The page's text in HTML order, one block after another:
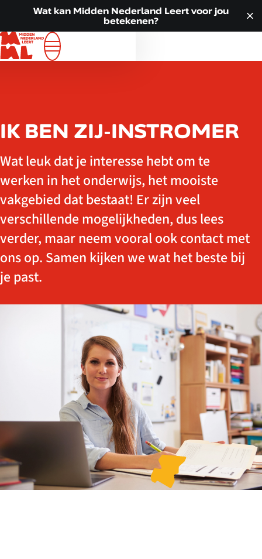
Wat kan Midden Nederland Leert voor jou
betekenen?
IK BEN ZIJ-INSTROMER
Wat leuk dat je interesse hebt om te
werken in het onderwijs, het mooiste
vakgebied dat bestaat! Er zijn veel
verschillende mogelijkheden, dus lees
verder, maar neem vooral ook contact met
ons op. Samen kijken we wat het beste bij
je past.
VOOR JOU
ALLE LOCATIES
WAT WE DOEN
CONTACT